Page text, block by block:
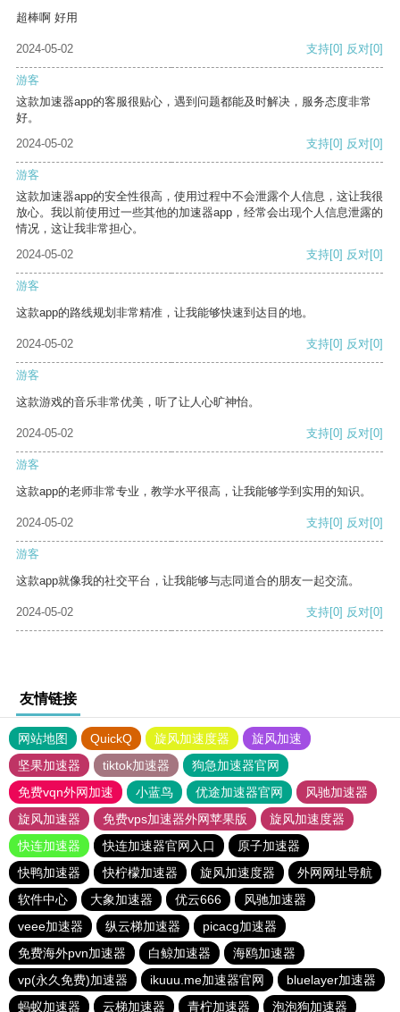
超棒啊 好用
2024-05-02 支持[0] 反对[0]
游客
这款加速器app的客服很贴心，遇到问题都能及时解决，服务态度非常
好。
2024-05-02
支持[0] 反对[0]
游客
这款加速器app的安全性很高，使用过程中不会泄露个人信息，这让我很
放心。我以前使用过一些其他的加速器app，经常会出现个人信息泄露的
情况，这让我非常担心。
2024-05-02
支持[0] 反对[0]
游客
这款app的路线规划非常精准，让我能够快速到达目的地。
2024-05-02 支持[0] 反对[0]
游客
这款游戏的音乐非常优美，听了让人心旷神怡。
2024-05-02 支持[0] 反对[0]
游客
这款app的老师非常专业，教学水平很高，让我能够学到实用的知识。
2024-05-02 支持[0] 反对[0]
游客
这款app就像我的社交平台，让我能够与志同道合的朋友一起交流。
2024-05-02 支持[0] 反对[0]
友情链接
网站地图 QuickQ 旋风加速度器
旋风加速
坚果加速器
tiktok加速器
狗急加速器官网
免费vqn外网加速
小蓝鸟 优途加速器官网
风驰加速器
旋风加速器
免费vps加速器外网苹果版
旋风加速度器
快连加速器
快连加速器官网入口
原子加速器
快鸭加速器
快柠檬加速器 旋风加速度器
外网网址导航
软件中心
大象加速器 优云666
风驰加速器
veee加速器
纵云梯加速器
picacg加速器
免费海外pvn加速器
白鲸加速器
海鸥加速器
vp(永久免费)加速器
ikuuu.me加速器官网
bluelayer加速器
蚂蚁加速器
云梯加速器 青柠加速器 泡泡狗加速器